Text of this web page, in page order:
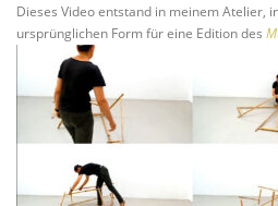
Dieses Video entstand in meinem Atelier,
ursprünglichen Form für eine Edition des